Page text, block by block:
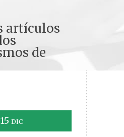
artículos
de
15 DIC